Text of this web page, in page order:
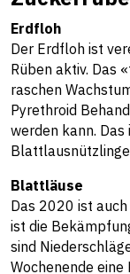
Erdfloh
Der Erdfloh ist
Rüben aktiv. Das
raschen
Pyrethroid
werden kann.
Blattläuse
Das 2020 ist
ist die
sind
Wochenende